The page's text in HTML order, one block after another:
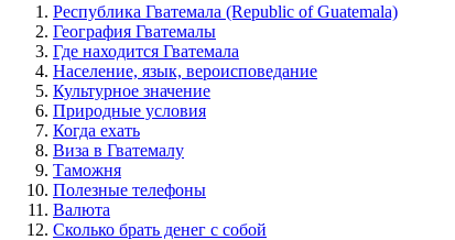
Республика Гватемала (Republic of Guatemala)
География Гватемалы
Где находится Гватемала
Население, язык, вероисповедание
Культурное значение
Природные условия
Когда ехать
Виза в Гватемалу
Таможня
Полезные телефоны
Валюта
Сколько брать денег с собой